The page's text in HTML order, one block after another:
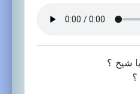
يا شيخ ؟